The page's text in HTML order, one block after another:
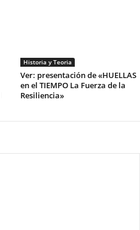
Historia y Teoria
Ver: presentación de «HUELLAS
en el TIEMPO La Fuerza de la
Resiliencia»